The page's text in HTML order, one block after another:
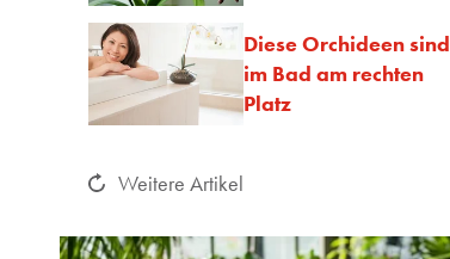
Diese Orchideen sind
im Bad am rechten
Platz
Weitere Artikel